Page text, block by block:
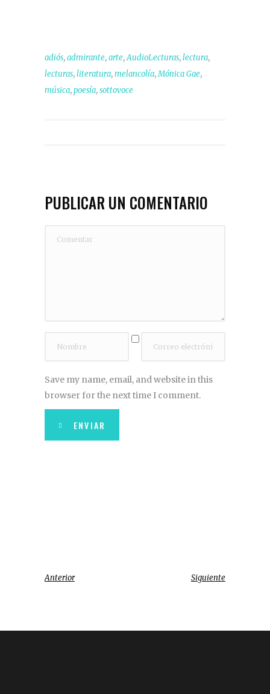
adiós,admirante,arte,AudioLecturas,lectura,
lecturas,literatura,melancolía,Mónica Gae,
música,poesía,sottovoce
PUBLICAR UN COMENTARIO
Save my name, email, and website in this
browser for the next time I comment.
ENVIAR
Anterior Siguiente